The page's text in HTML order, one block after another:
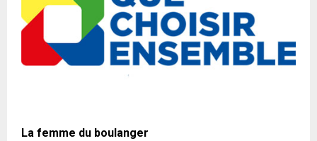
La femme du boulanger